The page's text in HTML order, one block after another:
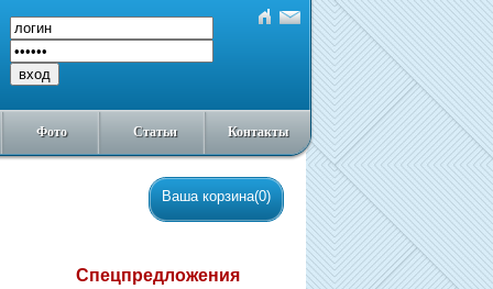
Фото Статьи Контакты
Ваша корзина(0)
Спецпредложения